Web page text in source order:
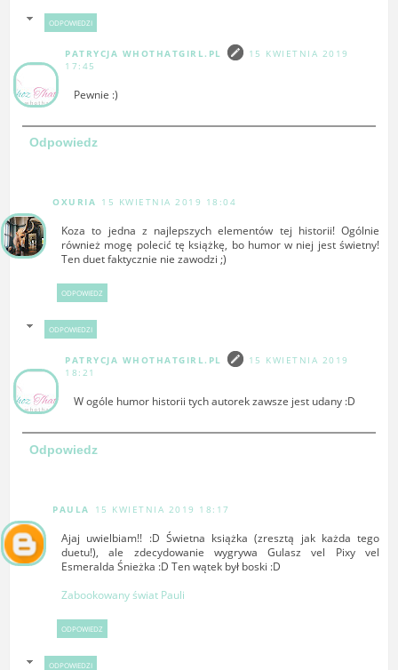
ODPOWIEDZI
PATRYCJA WHOTHATGIRL.PL
15 KWIETNIA 2019
17:45
Pewnie :)
Odpowiedz
OXURIA 15 KWIETNIA 2019 18:04
Koza to jedna z najlepszych elementów tej historii! Ogólnie
również mogę polecić tę książkę, bo humor w niej jest świetny!
Ten duet faktycznie nie zawodzi ;)
ODPOWIEDZ
ODPOWIEDZI
PATRYCJA WHOTHATGIRL.PL
15 KWIETNIA 2019
18:21
W ogóle humor historii tych autorek zawsze jest udany :D
Odpowiedz
PAULA 15 KWIETNIA 2019 18:17
Ajaj uwielbiam!! :D Świetna książka (zresztą jak każda tego
duetu!), ale zdecydowanie wygrywa Gulasz vel Pixy vel
Esmeralda Śnieżka :D Ten wątek był boski :D
Zabookowany świat Pauli
ODPOWIEDZ
ODPOWIEDZI